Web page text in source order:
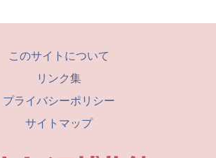
このサイトについて
リンク集
プライバシーポリシー
サイトマップ